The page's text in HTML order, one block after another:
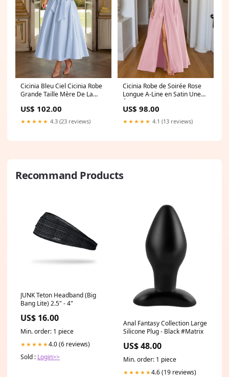
Cicinia Bleu Ciel Cicinia Robe
Grande Taille Mère De La
Satin Perlé Décolleté En V
Longueur Cheville
Couleur:BLEU_CIEL
US$ 102.00
★★★★★ 4.3 (23 reviews)
Cicinia Robe de Soirée Rose
Longue A-Line en Satin Une
Épaule Fente Longueur Sol
Couleur:Rose
US$ 98.00
★★★★★ 4.1 (13 reviews)
Recommand Products
JUNK Teton Headband (Big
Bang Lite) 2.5" - 4"
US$ 16.00
Min. order: 1 piece
★★★★★4.0 (6 reviews)
Sold : Login>>
Anal Fantasy Collection Large
Silicone Plug - Black #Matrix
US$ 48.00
Min. order: 1 piece
★★★★★4.6 (19 reviews)